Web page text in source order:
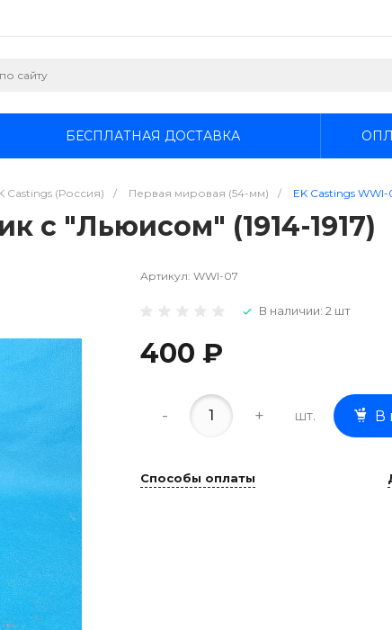
БЕСПЛАТНАЯ ДОСТАВКА
Castings (Россия) / Первая мировая (54-мм) / EK Castings
с "Льюисом" (1914-1917)
Артикул: WWI-07
В наличии: 2 шт
400 ₽
- + шт. В
Способы оплаты